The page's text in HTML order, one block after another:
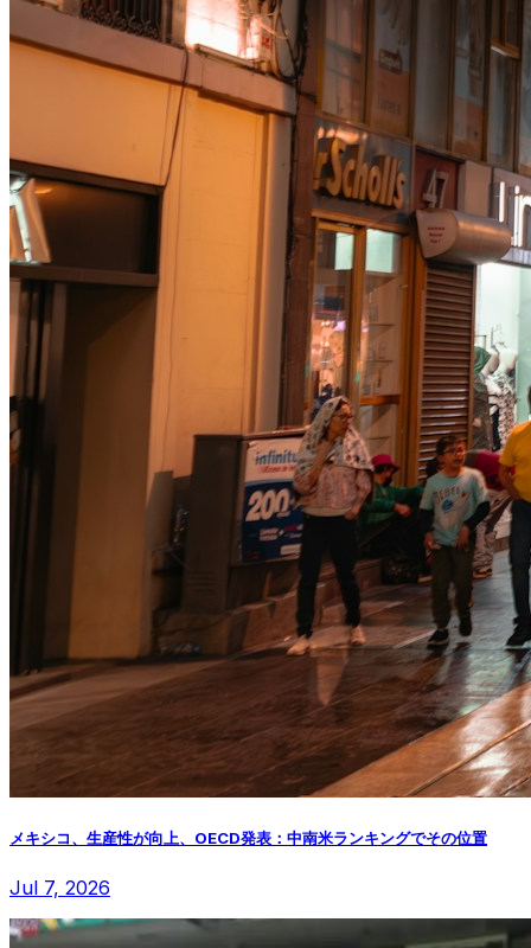
メキシコ、生産性が向上、OECD発表：中南米ランキングでその位置
Jul 7, 2026